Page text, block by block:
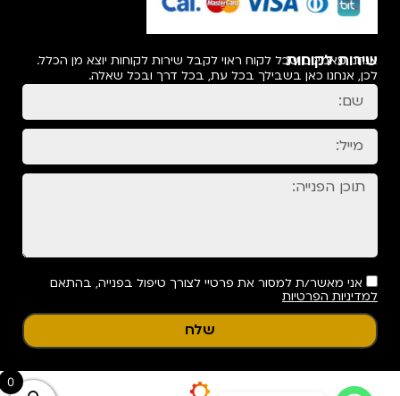
שירות לקוחות
אנחנו מאמינים שכל לקוח ראוי לקבל שירות לקוחות יוצא מן הכלל.
לכן, אנחנו כאן בשבילך בכל עת, בכל דרך ובכל שאלה.
אני מאשר/ת למסור את פרטיי לצורך טיפול בפנייה, בהתאם
למדיניות הפרטיות
שלח
0